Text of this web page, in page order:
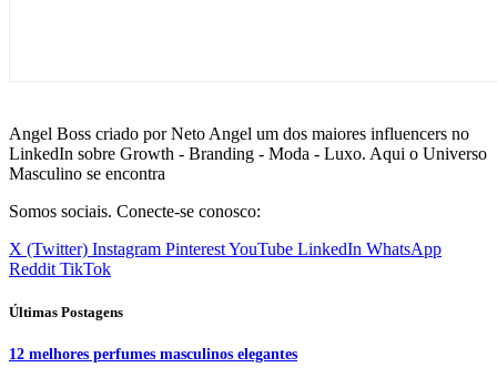
Angel Boss criado por Neto Angel um dos maiores influencers no
LinkedIn sobre Growth - Branding - Moda - Luxo. Aqui o Universo
Masculino se encontra
Somos sociais. Conecte-se conosco:
X (Twitter) Instagram PinterestYouTube LinkedIn WhatsApp
Reddit TikTok
Últimas Postagens
12 melhores perfumes masculinos elegantes